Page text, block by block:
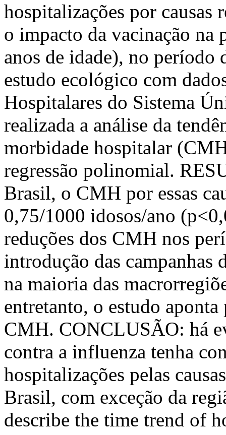
hospitalizações por causas
o impacto da vacinação na
anos de idade), no
estudo ecológico com
Hospitalares do Sistema
realizada a análise da
morbidade hospitalar
regressão polinomial.
Brasil, o CMH por essas
0,75/1000 idosos/ano
reduções dos CMH nos
introdução das campanhas
na maioria das
entretanto, o estudo aponta
CMH. CONCLUSÃO: há
contra a influenza tenha
hospitalizações pelas
Brasil, com exceção da
describe the time trend of